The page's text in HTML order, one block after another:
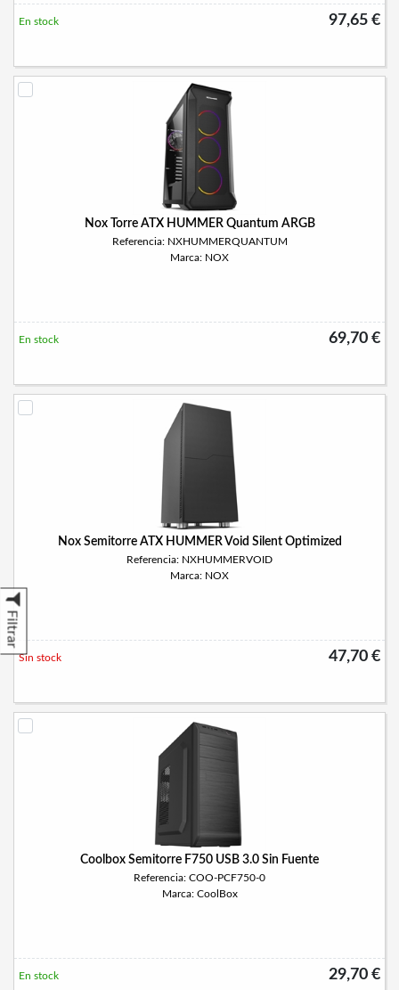
Filtrar
97,65 €
En stock
Nox Torre ATX HUMMER Quantum ARGB
Referencia: NXHUMMERQUANTUM
Marca: NOX
69,70 €
En stock
Nox Semitorre ATX HUMMER Void Silent Optimized
Referencia: NXHUMMERVOID
Marca: NOX
47,70 €
Sin stock
Coolbox Semitorre F750 USB 3.0 Sin Fuente
Referencia: COO-PCF750-0
Marca: CoolBox
29,70 €
En stock